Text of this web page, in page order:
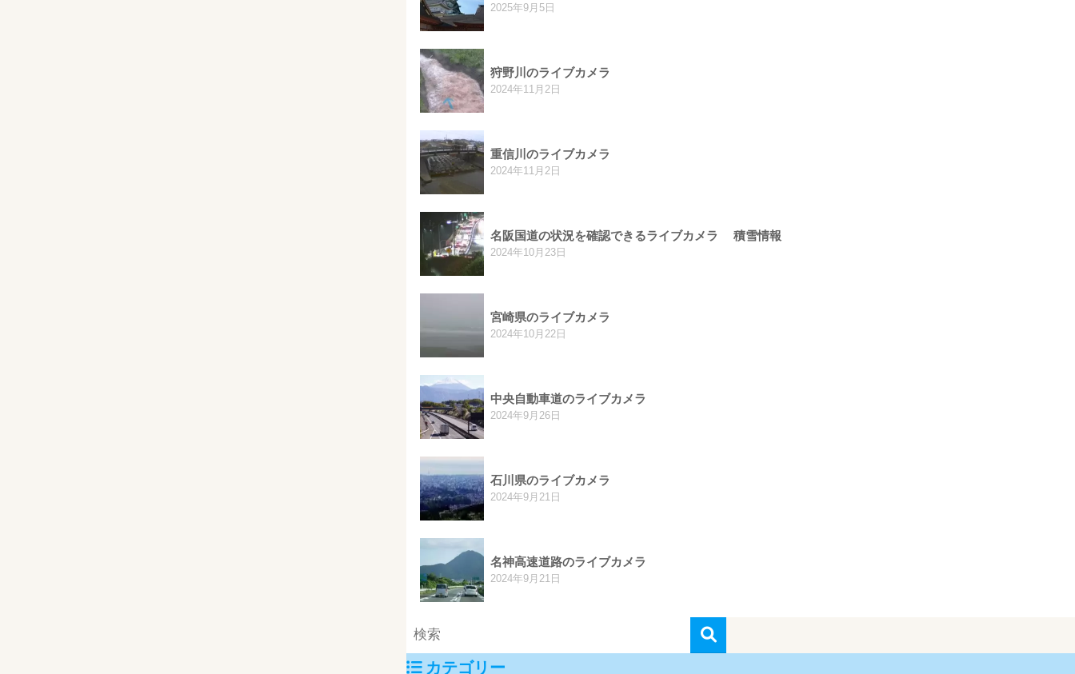
2025年9月5日
狩野川のライブカメラ
2024年11月2日
重信川のライブカメラ
2024年11月2日
名阪国道の状況を確認できるライブカメラ 積雪情報
2024年10月23日
宮崎県のライブカメラ
2024年10月22日
中央自動車道のライブカメラ
2024年9月26日
石川県のライブカメラ
2024年9月21日
名神高速道路のライブカメラ
2024年9月21日
カテゴリー